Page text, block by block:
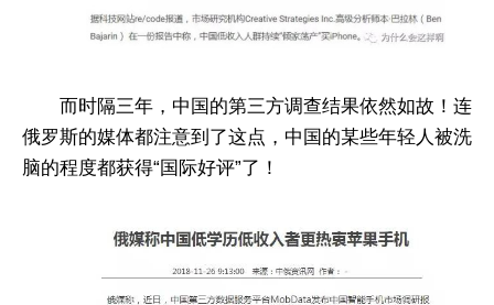
而时隔三年，中国的第三方调查结果依然如故！连
俄罗斯的媒体都注意到了这点，中国的某些年轻人被洗
脑的程度都获得“国际好评”了！